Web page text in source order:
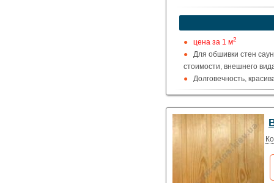
Указать цену
цена за 1 м2
Для обшивки стен
стоимости, внешнего
Долговечность,
хвои, благотворно